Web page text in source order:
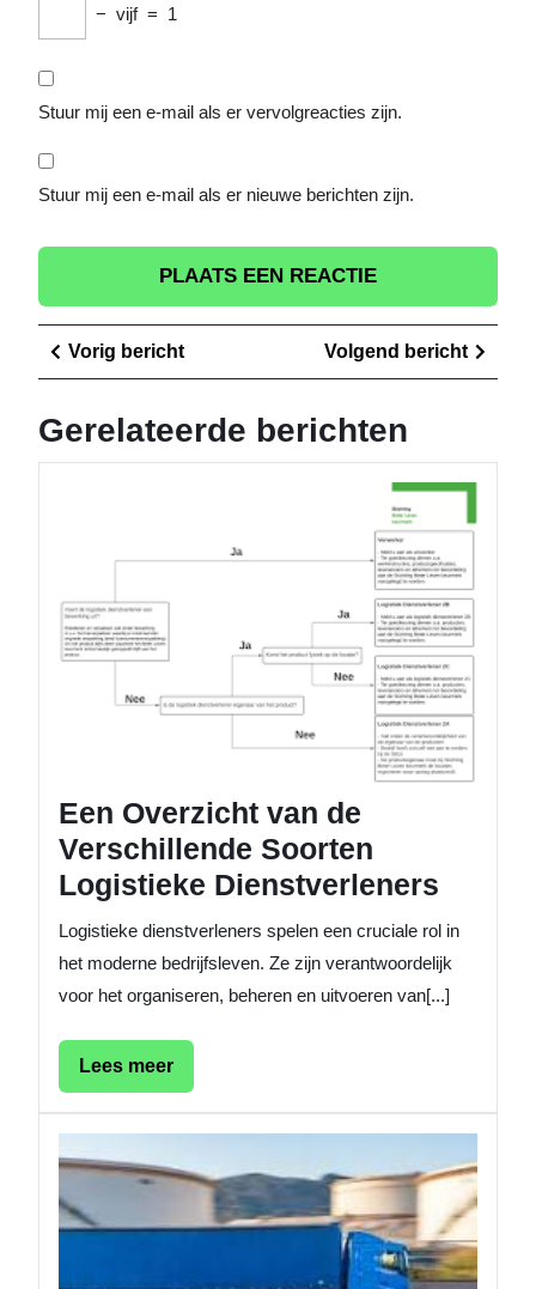
− vijf = 1
Stuur mij een e-mail als er vervolgreacties zijn.
Stuur mij een e-mail als er nieuwe berichten zijn.
Berichtnavigatie
Vorig berichtVorig
bericht
Volgend bericht
bericht
Gerelateerde berichten
Een Overzicht van de
Verschillende Soorten
Logistieke Dienstverleners
Logistieke dienstverleners spelen een cruciale rol in
het moderne bedrijfsleven. Ze zijn verantwoordelijk
voor het organiseren, beheren en uitvoeren van[...]
Lees meerLees
meer
Kosten
van
Wat